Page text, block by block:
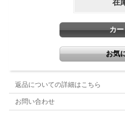
在
返品についての詳細はこちら
お問い合わせ